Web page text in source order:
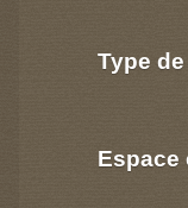
Type
Espace